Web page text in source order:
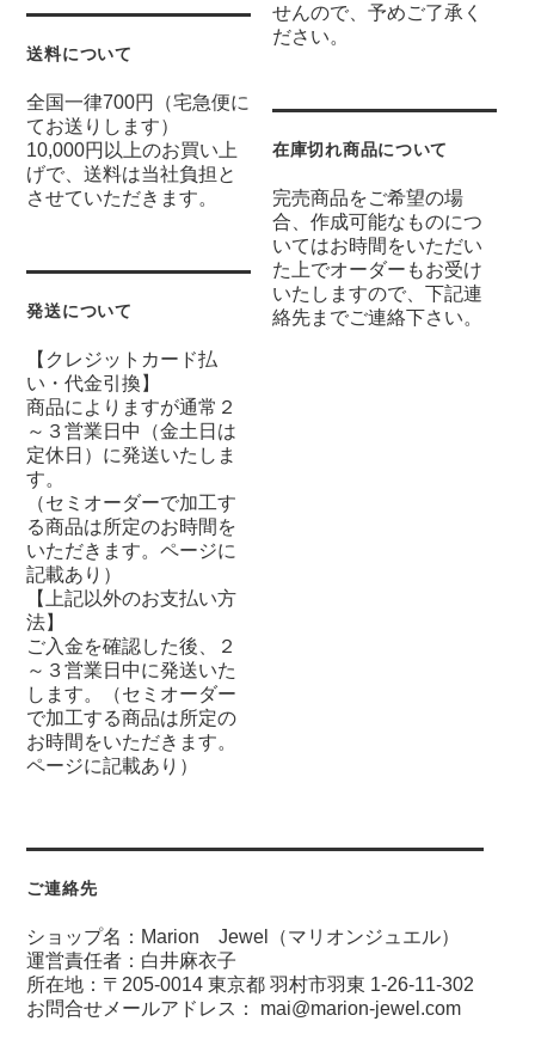
送料について
全国一律700円（宅急便に
てお送りします）
10,000円以上のお買い上
げで、送料は当社負担と
させていただきます。
発送について
【クレジットカード払
い・代金引換】
商品によりますが通常２
～３営業日中（金土日は
定休日）に発送いたしま
す。
（セミオーダーで加工す
る商品は所定のお時間を
いただきます。ページに
記載あり）
【上記以外のお支払い方
法】
ご入金を確認した後、２
～３営業日中に発送いた
します。（セミオーダー
で加工する商品は所定の
お時間をいただきます。
ページに記載あり）
せんので、予めご了承く
ださい。
在庫切れ商品について
完売商品をご希望の場
合、作成可能なものにつ
いてはお時間をいただい
た上でオーダーもお受け
いたしますので、下記連
絡先までご連絡下さい。
ご連絡先
ショップ名：Marion Jewel（マリオンジュエル）
運営責任者：白井麻衣子
所在地：〒205-0014 東京都 羽村市羽東 1-26-11-302
お問合せメールアドレス： mai@marion-jewel.com